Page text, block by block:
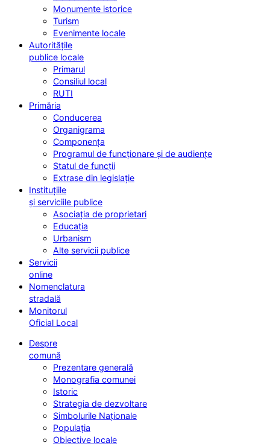
Monumente istorice
Turism
Evenimente locale
Autoritățile
publice locale
Primarul
Consiliul local
RUTI
Primăria
Conducerea
Organigrama
Componența
Programul de funcționare și de audiențe
Statul de funcții
Extrase din legislație
Instituțiile
și serviciile publice
Asociația de proprietari
Educația
Urbanism
Alte servicii publice
Servicii
online
Nomenclatura
stradală
Monitorul
Oficial Local
Despre
comună
Prezentare generală
Monografia comunei
Istoric
Strategia de dezvoltare
Simbolurile Naționale
Populația
Obiective locale